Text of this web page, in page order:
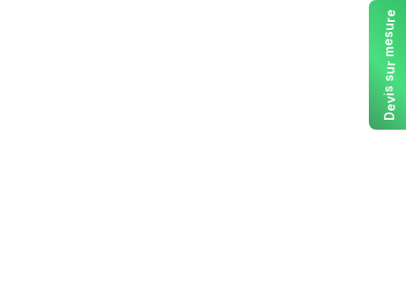
D
e
v
i
s
s
u
r
m
e
s
u
r
e